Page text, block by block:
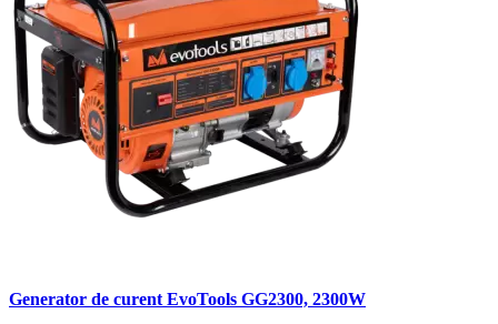
Generator de curent EvoTools GG2300, 2300W